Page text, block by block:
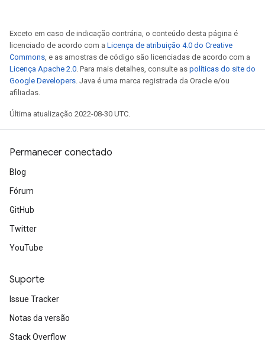
Exceto em caso de indicação contrária, o conteúdo desta página é
licenciado de acordo com a Licença de atribuição 4.0 do Creative
Commons, e as amostras de código são licenciadas de acordo com a
Licença Apache 2.0. Para mais detalhes, consulte as políticas do site do
Google Developers. Java é uma marca registrada da Oracle e/ou
afiliadas.
Última atualização 2022-08-30 UTC.
Permanecer conectado
Blog
Fórum
GitHub
Twitter
YouTube
Suporte
Issue Tracker
Notas da versão
Stack Overflow